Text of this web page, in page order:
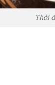
Thời